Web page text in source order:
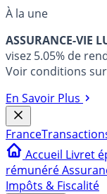
À la une
ASSURANCE-VIE
visez 5.05% de
Voir conditions
En Savoir Plus
France
Accueil Livret
rémunéré
Impôts & Fiscalité